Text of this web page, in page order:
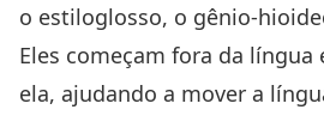
o estiloglosso, o gênio-
Eles começam fora da língua
ela, ajudando a mover a